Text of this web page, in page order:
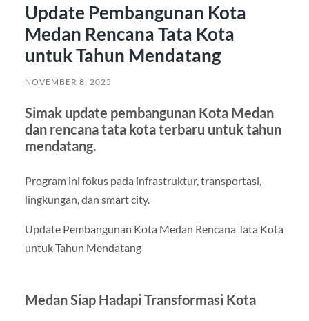
Update Pembangunan Kota
Medan Rencana Tata Kota
untuk Tahun Mendatang
NOVEMBER 8, 2025
Simak update pembangunan Kota Medan
dan rencana tata kota terbaru untuk tahun
mendatang.
Program ini fokus pada infrastruktur, transportasi,
lingkungan, dan smart city.
Update Pembangunan Kota Medan Rencana Tata Kota
untuk Tahun Mendatang
Medan Siap Hadapi Transformasi Kota